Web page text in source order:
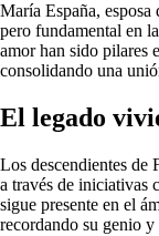
María España,
pero fundamental en
amor han sido pilares
consolidando una
El legado
Los descendientes de
a través de iniciativas
sigue presente en el
recordando su genio